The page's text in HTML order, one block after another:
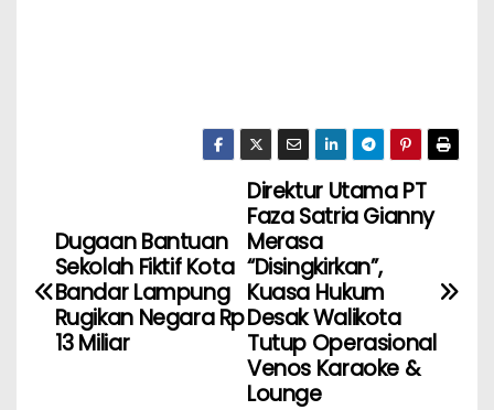
Direktur Utama PT
Faza Satria Gianny
Merasa
“Disingkirkan”,
Kuasa Hukum
Desak Walikota
Tutup Operasional
Venos Karaoke &
Lounge
Dugaan Bantuan
Sekolah Fiktif Kota
Bandar Lampung
Rugikan Negara Rp
13 Miliar